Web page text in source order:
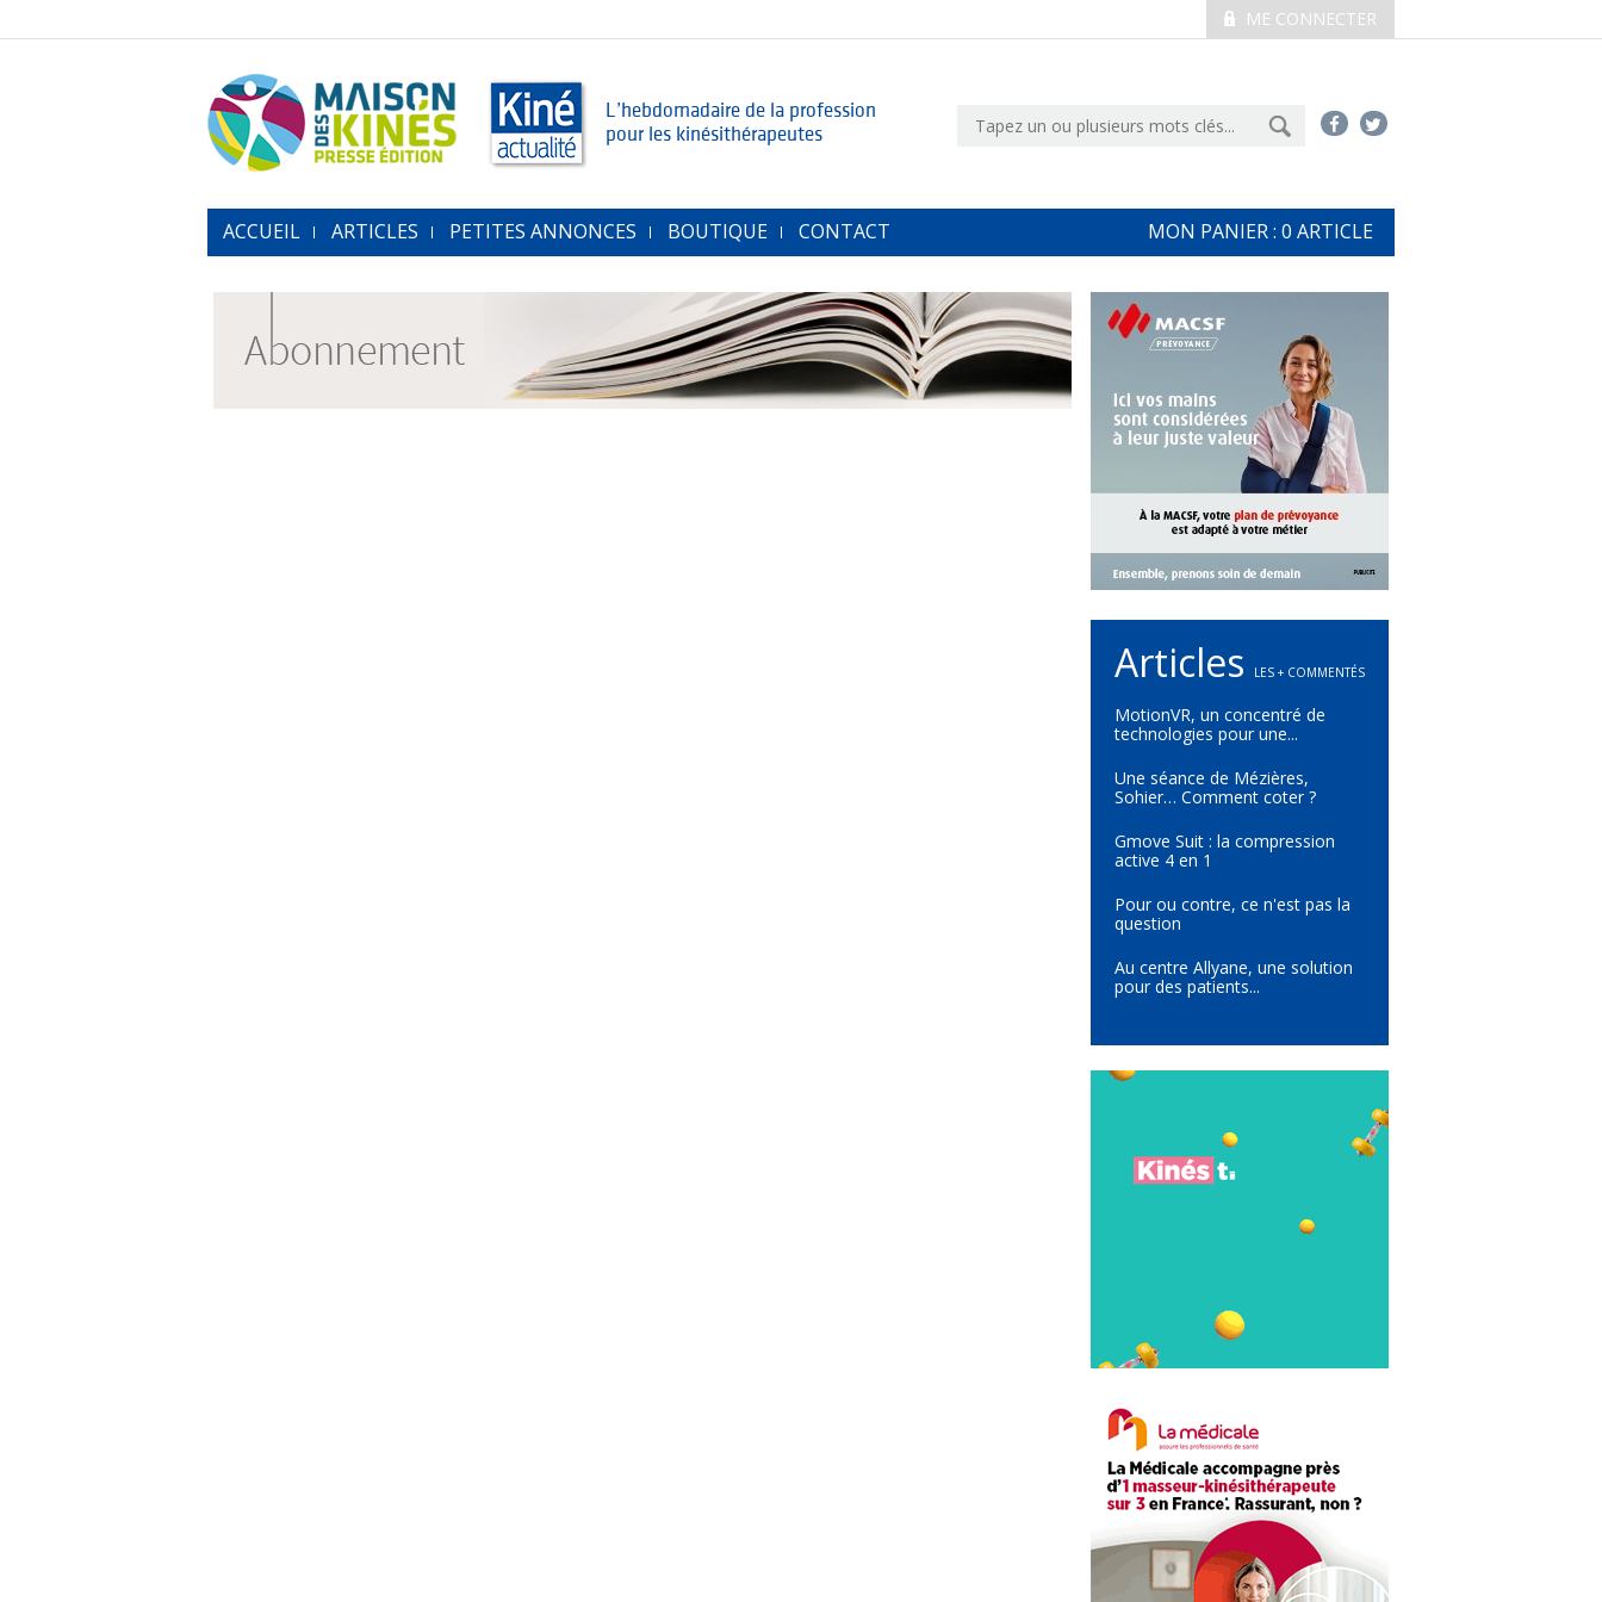
ME CONNECTER
L’hebdomadaire de la profession
pour les kinésithérapeutes
ACCUEIL ARTICLES PETITES ANNONCES BOUTIQUE CONTACT MON PANIER : 0 ARTICLE
Articles LES + COMMENTÉS
MotionVR, un concentré de
technologies pour une...
Une séance de Mézières,
Sohier… Comment coter ?
Gmove Suit : la compression
active 4 en 1
Pour ou contre, ce n'est pas la
question
Au centre Allyane, une solution
pour des patients...